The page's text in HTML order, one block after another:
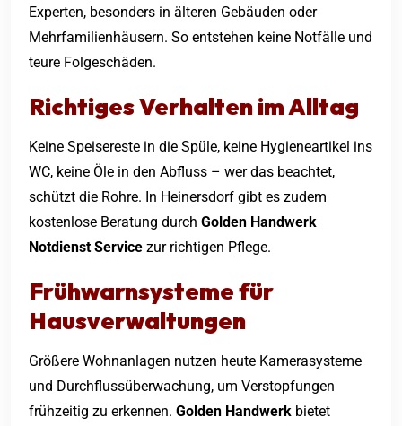
Experten, besonders in älteren Gebäuden oder
Mehrfamilienhäusern. So entstehen keine Notfälle und
teure Folgeschäden.
Richtiges Verhalten im Alltag
Keine Speisereste in die Spüle, keine Hygieneartikel ins
WC, keine Öle in den Abfluss – wer das beachtet,
schützt die Rohre. In Heinersdorf gibt es zudem
kostenlose Beratung durch Golden Handwerk
Notdienst Service zur richtigen Pflege.
Frühwarnsysteme für
Hausverwaltungen
Größere Wohnanlagen nutzen heute Kamerasysteme
und Durchflussüberwachung, um Verstopfungen
frühzeitig zu erkennen. Golden Handwerk bietet